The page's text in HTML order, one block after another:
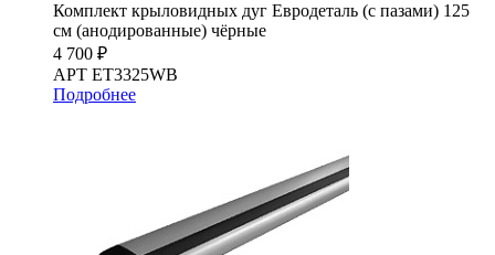
Комплект крыловидных дуг Евродеталь (с пазами) 125
см (анодированные) чёрные
4 700 ₽
АРТ ET3325WB
Подробнее